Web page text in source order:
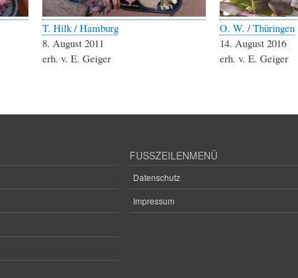
T. Hilk / Hamburg
8. August 2011
erh. v. E. Geiger
O. W. / Thüringen
14. August 2016
erh. v. E. Geiger
FUSSZEILENMENÜ
Datenschutz
Impressum